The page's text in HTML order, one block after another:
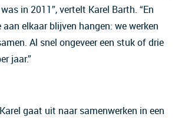
in 2011”, vertelt Karel Barth. “En
elkaar blijven hangen: we werken
Al snel ongeveer een stuk of drie
jaar.”
gaat uit naar samenwerken in een